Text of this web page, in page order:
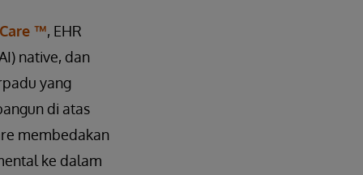
™, EHR
native, dan
yang
di atas
membedakan
ke dalam